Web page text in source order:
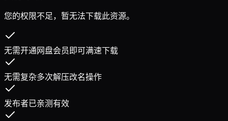
您的权限不足，暂无法下载此资源。
无需开通网盘会员即可满速下载
无需复杂多次解压改名操作
发布者已亲测有效